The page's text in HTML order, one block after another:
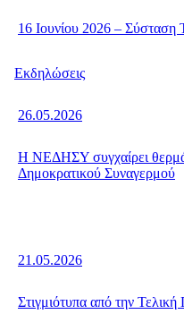
16 Ιουνίου 2026 –
26.05.2026
Η ΝΕΔΗΣΥ συγχαίρει θερμά
Δημοκρατικού Συναγερμού
Εκδηλώσεις
21.05.2026
Στιγμιότυπα από την